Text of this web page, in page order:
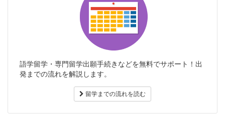
語学留学・専門留学出願手続きなどを無料でサポート！出
発までの流れを解説します。
留学までの流れを読む